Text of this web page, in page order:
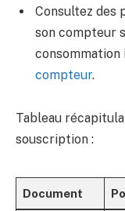
Consultez des
son compteur
consommation
compteur.
Tableau
souscription :
Document